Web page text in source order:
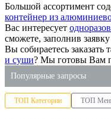
Большой ассортимент
контейнер из
Вас интересует
сможете, заполнив
Вы собираетесь заказать
и суши? Мы готовы Вам
Популярные запросы
держатель под стаканы
ТОП Категории ТОП